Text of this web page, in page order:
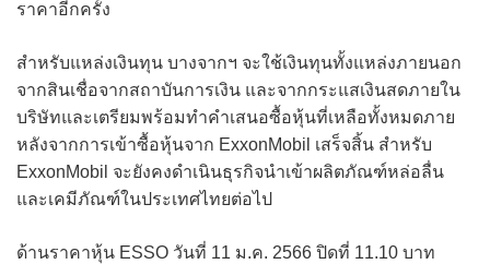
ราคาอีกครั้ง
สำหรับแหล่งเงินทุน บางจากฯ จะใช้เงินทุนทั้งแหล่งภายนอก
จากสินเชื่อจากสถาบันการเงิน และจากกระแสเงินสดภายใน
บริษัทและเตรียมพร้อมทำคำเสนอซื้อหุ้นที่เหลือทั้งหมดภาย
หลังจากการเข้าซื้อหุ้นจาก ExxonMobil เสร็จสิ้น สำหรับ
ExxonMobil จะยังคงดำเนินธุรกิจนำเข้าผลิตภัณฑ์หล่อลื่น
และเคมีภัณฑ์ในประเทศไทยต่อไป
ด้านราคาหุ้น ESSO วันที่ 11 ม.ค. 2566 ปิดที่ 11.10 บาท